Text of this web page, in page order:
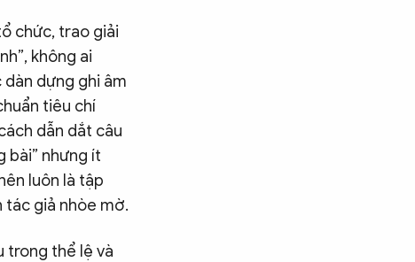
chức, trao giải
không ai
dựng ghi âm
tiêu chí
dẫn dắt câu
bài” nhưng ít
luôn là tập
tác giả nhòe mờ.
trong thể lệ và